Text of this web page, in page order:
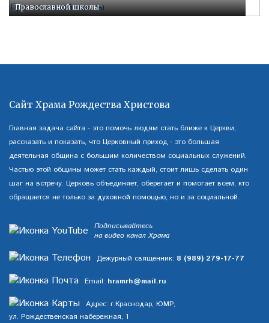
Православной школы
Сайт Храма Рождества Христова
Главная задача сайта - это помочь людям стать ближе к Церкви,
рассказать и показать, что Церковный приход - это большая
деятельная община с большим количеством социальных служений.
Частью этой общины может стать каждый, стоит лишь сделать один
шаг на встречу. Церковь объединяет, оберегает и помогает всем, кто
обращается не только за духовной помощью, но и за социальной.
Подписывайтесь
на видео канал Храма
Дежурный священник: 8 (989) 279-17-77
Email: hramrh@mail.ru
Адрес: г.Краснодар, ЮМР,
ул. Рождественская набережная, 1